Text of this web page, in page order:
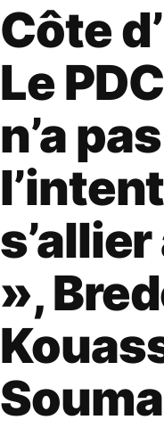
Côte
Le
n’a pas
s’allier
»,